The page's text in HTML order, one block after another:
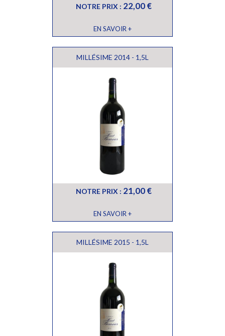
NOTRE PRIX : 22,00 €
EN SAVOIR +
MILLÉSIME 2014 - 1,5L
NOTRE PRIX : 21,00 €
EN SAVOIR +
MILLÉSIME 2015 - 1,5L